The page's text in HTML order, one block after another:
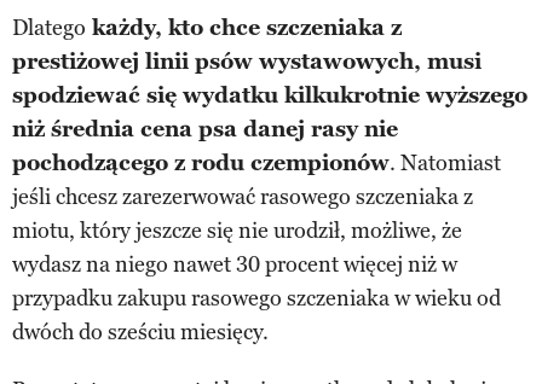
Dlatego każdy, kto chce szczeniaka z
prestiżowej linii psów wystawowych, musi
spodziewać się wydatku kilkukrotnie wyższego
niż średnia cena psa danej rasy nie
pochodzącego z rodu czempionów. Natomiast
jeśli chcesz zarezerwować rasowego szczeniaka z
miotu, który jeszcze się nie urodził, możliwe, że
wydasz na niego nawet 30 procent więcej niż w
przypadku zakupu rasowego szczeniaka w wieku od
dwóch do sześciu miesięcy.